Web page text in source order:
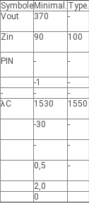
Symbole Minimal. Type.
Vout 370 -
Zin 90 100
PIN - -
-1 -
- - -
λC 1530 1550
-30 -
- -
0,5 -
2,0
0